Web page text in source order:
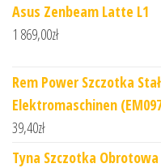
Asus Zenbeam Latte L1
1 869,00zł
Rem Power Szczotka
Elektromaschinen
39,40zł
Tyna Szczotka